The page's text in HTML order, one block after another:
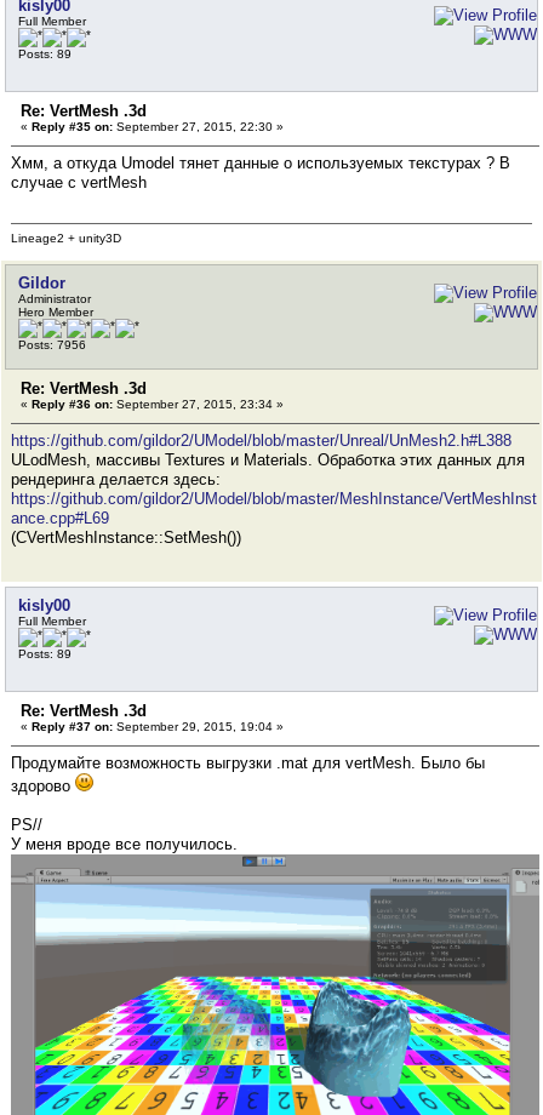
kisly00
Full Member
Posts: 89
Re: VertMesh .3d
« Reply #35 on: September 27, 2015, 22:30 »
Хмм, а откуда Umodel тянет данные о используемых текстурах ? В
случае с vertMesh
Lineage2 + unity3D
Gildor
Administrator
Hero Member
Posts: 7956
Re: VertMesh .3d
« Reply #36 on: September 27, 2015, 23:34 »
https://github.com/gildor2/UModel/blob/master/Unreal/UnMesh2.h#L388
ULodMesh, массивы Textures и Materials. Обработка этих данных для
рендеринга делается здесь:
https://github.com/gildor2/UModel/blob/master/MeshInstance/VertMeshInst
ance.cpp#L69
(CVertMeshInstance::SetMesh())
kisly00
Full Member
Posts: 89
Re: VertMesh .3d
« Reply #37 on: September 29, 2015, 19:04 »
Продумайте возможность выгрузки .mat для vertMesh. Было бы
здорово
PS//
У меня вроде все получилось.